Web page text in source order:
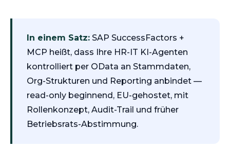
In einem Satz: SAP SuccessFactors +
MCP heißt, dass Ihre HR-IT KI-Agenten
kontrolliert per OData an Stammdaten,
Org-Strukturen und Reporting anbindet —
read-only beginnend, EU-gehostet, mit
Rollenkonzept, Audit-Trail und früher
Betriebsrats-Abstimmung.